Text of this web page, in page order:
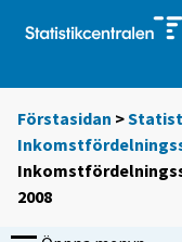
Förstasidan >
2008